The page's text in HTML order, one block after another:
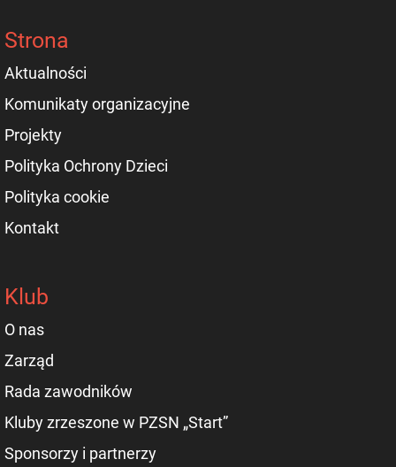
Strona
Aktualności
Komunikaty organizacyjne
Projekty
Polityka Ochrony Dzieci
Polityka cookie
Kontakt
Klub
O nas
Zarząd
Rada zawodników
Kluby zrzeszone w PZSN „Start”
Sponsorzy i partnerzy